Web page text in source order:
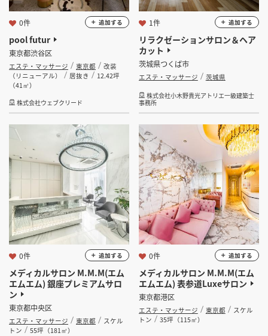
pool futur
東京都渋谷区
エステ・マッサージ 東京都
改装
（リニューアル）
居抜き
12.42坪
（41㎡）
株式会社ウェブクリード
0件 追加する
リラクゼーションサロン＆ヘア
カット
茨城県つくば市
エステ・マッサージ 茨城県
株式会社小木野貴光アトリエ一級建築士
事務所
1件 追加する
メディカルサロン M.M.M(エム
エムエム) 銀座プレミアムサロ
ン
東京都中央区
エステ・マッサージ 東京都
スケル
トン
55坪（181㎡）
0件 追加する
メディカルサロン M.M.M(エム
エムエム) 表参道Luxeサロン
東京都港区
エステ・マッサージ 東京都
スケル
トン
35坪（115㎡）
0件 追加する